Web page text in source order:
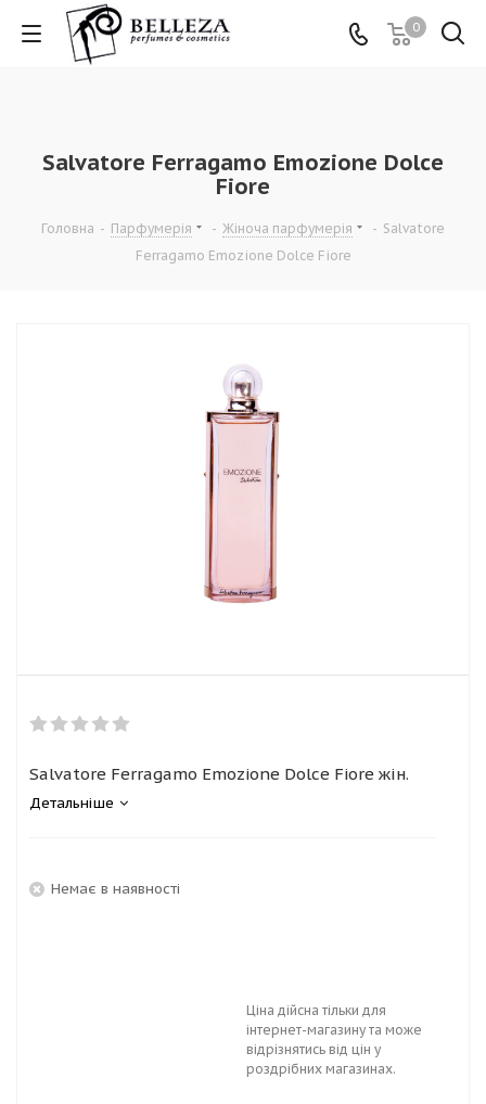
0
Salvatore Ferragamo Emozione Dolce
Fiore
Головна - Парфумерія - Жіноча парфумерія - Salvatore
Ferragamo Emozione Dolce Fiore
Salvatore Ferragamo Emozione Dolce Fiore жін.
Детальніше
Немає в наявності
Ціна дійсна тільки для
інтернет-магазину та може
відрізнятись від цін у
роздрібних магазинах.